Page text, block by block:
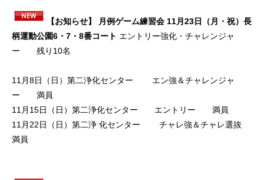
【お知らせ】 月例ゲーム練習会 11月23日（月・祝）長
柄運動公園6・7・8番コート エントリー強化・チャレンジャ
ー 残り10名
11月8日（日）第二浄化センター エン強＆チャレンジャ
ー 満員
11月15日（日）第二浄化センター エントリー 満員
11月22日（日）第二浄 化センター チャレ強＆チャレ選抜
満員